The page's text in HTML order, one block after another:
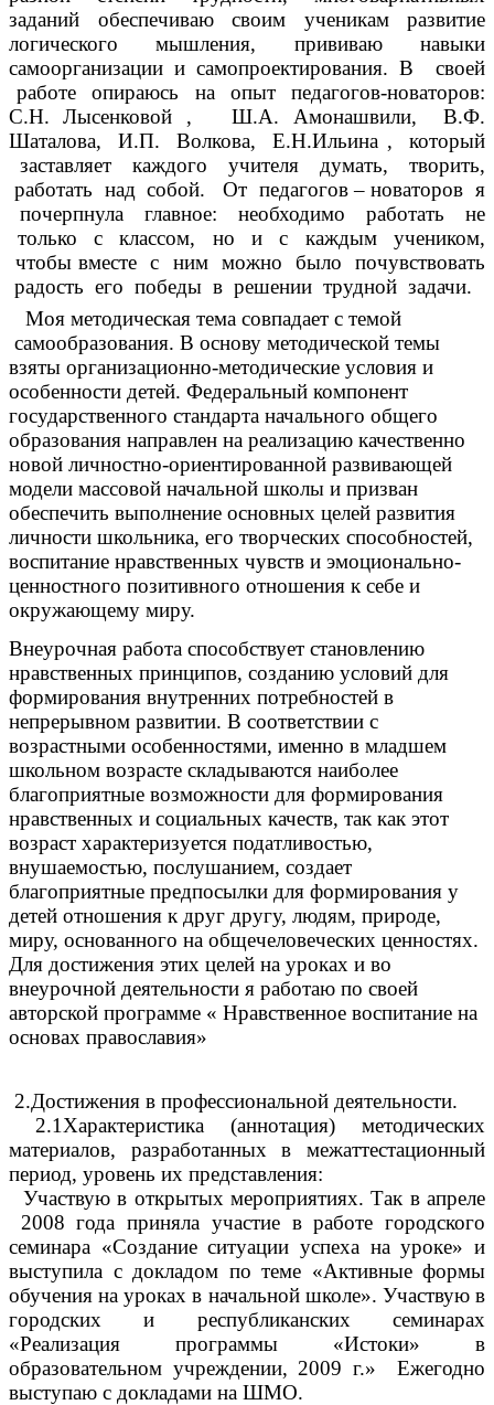
заданий обеспечиваю своим ученикам развитие
логического мышления, прививаю навыки
самоорганизации и самопроектирования. В своей
работе опираюсь на опыт педагогов-новаторов:
С.Н. Лысенковой , Ш.А. Амонашвили, В.Ф.
Шаталова, И.П. Волкова, Е.Н.Ильина , который
заставляет каждого учителя думать, творить,
работать над собой. От педагогов – новаторов я
почерпнула главное: необходимо работать не
только с классом, но и с каждым учеником,
чтобы вместе с ним можно было почувствовать
радость его победы в решении трудной задачи.
Моя методическая тема совпадает с темой
самообразования. В основу методической темы
взяты организационно-методические условия и
особенности детей. Федеральный компонент
государственного стандарта начального общего
образования направлен на реализацию качественно
новой личностно-ориентированной развивающей
модели массовой начальной школы и призван
обеспечить выполнение основных целей развития
личности школьника, его творческих способностей,
воспитание нравственных чувств и эмоционально-
ценностного позитивного отношения к себе и
окружающему миру.
Внеурочная работа способствует становлению
нравственных принципов, созданию условий для
формирования внутренних потребностей в
непрерывном развитии. В соответствии с
возрастными особенностями, именно в младшем
школьном возрасте складываются наиболее
благоприятные возможности для формирования
нравственных и социальных качеств, так как этот
возраст характеризуется податливостью,
внушаемостью, послушанием, создает
благоприятные предпосылки для формирования у
детей отношения к друг другу, людям, природе,
миру, основанного на общечеловеческих ценностях.
Для достижения этих целей на уроках и во
внеурочной деятельности я работаю по своей
авторской программе « Нравственное воспитание на
основах православия»
2.Достижения в профессиональной деятельности.
2.1Характеристика (аннотация) методических
материалов, разработанных в межаттестационный
период, уровень их представления:
Участвую в открытых мероприятиях. Так в апреле
2008 года приняла участие в работе городского
семинара «Создание ситуации успеха на уроке» и
выступила с докладом по теме «Активные формы
обучения на уроках в начальной школе». Участвую в
городских и республиканских семинарах
«Реализация программы «Истоки» в
образовательном учреждении, 2009 г.» Ежегодно
выступаю с докладами на ШМО.